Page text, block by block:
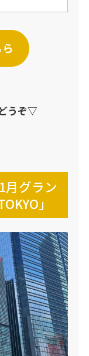
うぞ▽
月グラン
」